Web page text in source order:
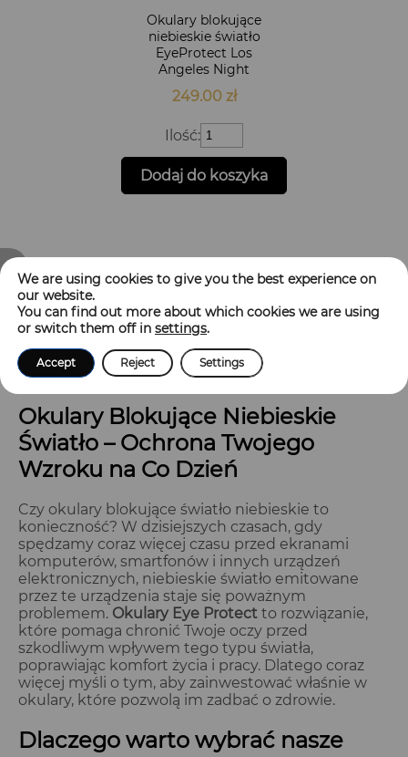
Filtry
Okulary blokujące
niebieskie światło
EyeProtect Los
Angeles Night
249.00 zł
Ilość:ilość
Okulary
blokujące
niebieskie
Night
Dodaj do koszyka
Zobacz także
Zestawy
Zobacz także
Okulary z filtrem światła niebieskiego
Okulary Blokujące Niebieskie
Światło – Ochrona Twojego
Wzroku na Co Dzień
Czy okulary blokujące światło niebieskie to
konieczność? W dzisiejszych czasach, gdy
spędzamy coraz więcej czasu przed ekranami
komputerów, smartfonów i innych urządzeń
elektronicznych, niebieskie światło emitowane
przez te urządzenia staje się poważnym
problemem. Okulary Eye Protect to rozwiązanie,
które pomaga chronić Twoje oczy przed
szkodliwym wpływem tego typu światła,
poprawiając komfort życia i pracy. Dlatego coraz
więcej myśli o tym, aby zainwestować właśnie w
okulary, które pozwolą im zadbać o zdrowie.
Dlaczego warto wybrać nasze
We are using cookies to give you the best experience on
our website.
You can find out more about which cookies we are using
or switch them off in settings.
Accept Reject Settings